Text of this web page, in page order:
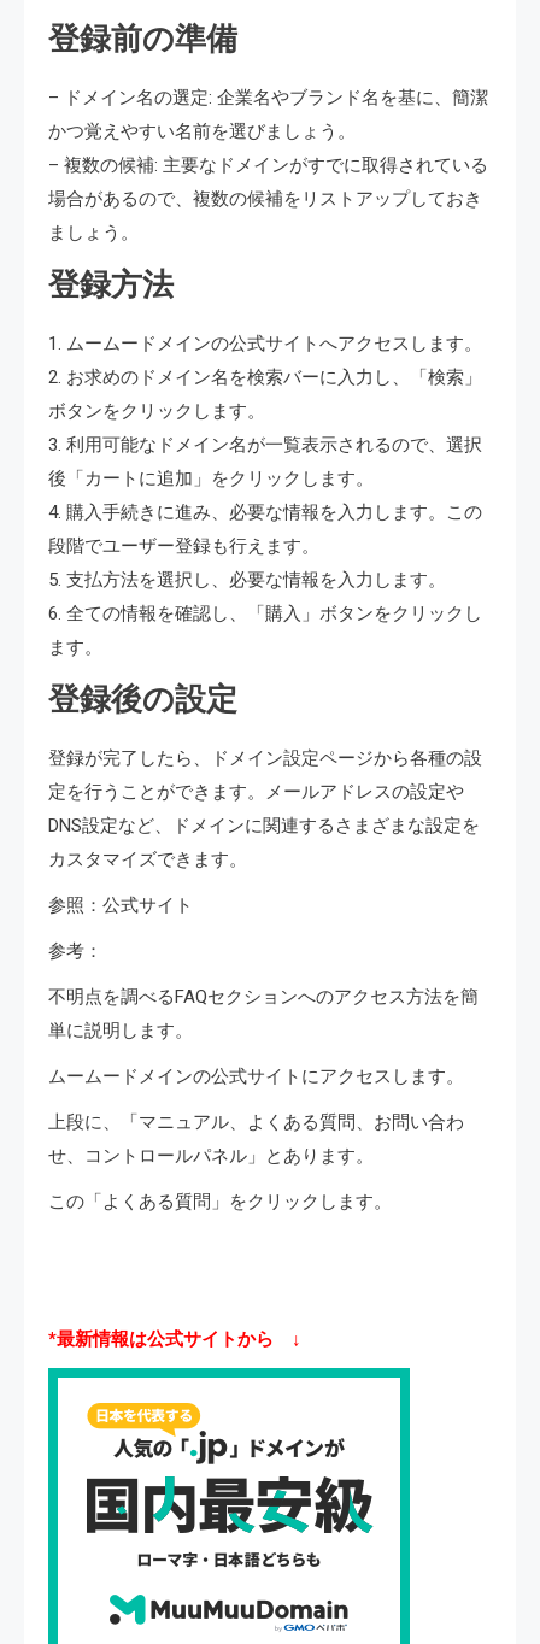
登録前の準備
– ドメイン名の選定: 企業名やブランド名を基に、簡潔
かつ覚えやすい名前を選びましょう。
– 複数の候補: 主要なドメインがすでに取得されている
場合があるので、複数の候補をリストアップしておき
ましょう。
登録方法
1. ムームードメインの公式サイトへアクセスします。
2. お求めのドメイン名を検索バーに入力し、「検索」
ボタンをクリックします。
3. 利用可能なドメイン名が一覧表示されるので、選択
後「カートに追加」をクリックします。
4. 購入手続きに進み、必要な情報を入力します。この
段階でユーザー登録も行えます。
5. 支払方法を選択し、必要な情報を入力します。
6. 全ての情報を確認し、「購入」ボタンをクリックし
ます。
登録後の設定
登録が完了したら、ドメイン設定ページから各種の設
定を行うことができます。メールアドレスの設定や
DNS設定など、ドメインに関連するさまざまな設定を
カスタマイズできます。
参照：公式サイト
参考：
不明点を調べるFAQセクションへのアクセス方法を簡
単に説明します。
ムームードメインの公式サイトにアクセスします。
上段に、「マニュアル、よくある質問、お問い合わ
せ、コントロールパネル」とあります。
この「よくある質問」をクリックします。
*最新情報は公式サイトから ↓